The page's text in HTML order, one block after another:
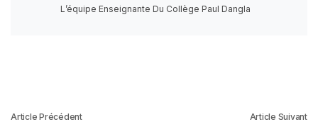
L’équipe Enseignante Du Collège Paul Dangla
Article Précédent Article Suivant